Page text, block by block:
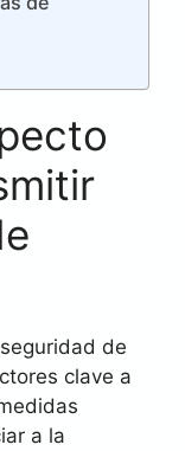
de
clave a
a la